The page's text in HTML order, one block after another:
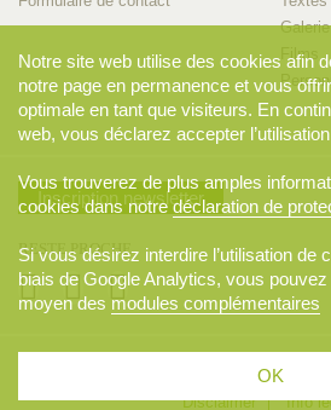
Films
Inscription newsletter
RESTE PROCHE
Déclaration de
Disclaimer
Info
Notre site web utilise des cookies afin
notre page en permanence et vous
optimale en tant que visiteurs. En
web, vous déclarez accepter
Vous trouverez de plus amples
cookies dans notredéclaration de
Si vous désirez interdire l’utilisation de
biais de Google Analytics, vous
moyen des modules complémentaires
OK